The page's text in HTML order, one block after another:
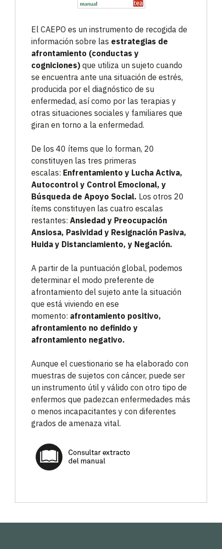
El CAEPO es un instrumento de recogida de
información sobre las estrategias de
afrontamiento (conductas y
cogniciones) que utiliza un sujeto cuando
se encuentra ante una situación de estrés,
producida por el diagnóstico de su
enfermedad, así como por las terapias y
otras situaciones sociales y familiares que
giran en torno a la enfermedad.
De los 40 ítems que lo forman, 20
constituyen las tres primeras
escalas: Enfrentamiento y Lucha Activa,
Autocontrol y Control Emocional, y
Búsqueda de Apoyo Social. Los otros 20
ítems constituyen las cuatro escalas
restantes: Ansiedad y Preocupación
Ansiosa, Pasividad y Resignación Pasiva,
Huida y Distanciamiento, y Negación.
A partir de la puntuación global, podemos
determinar el modo preferente de
afrontamiento del sujeto ante la situación
que está viviendo en ese
momento: afrontamiento positivo,
afrontamiento no definido y
afrontamiento negativo.
Aunque el cuestionario se ha elaborado con
muestras de sujetos con cáncer, puede ser
un instrumento útil y válido con otro tipo de
enfermos que padezcan enfermedades más
o menos incapacitantes y con diferentes
grados de amenaza vital.